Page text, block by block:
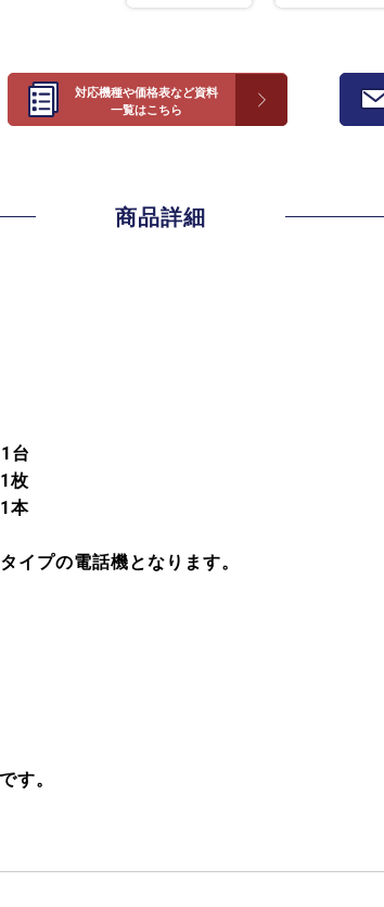
対応機種や価格表など資料
一覧はこちら
商品詳細
枚
本
イプの電話機となります。
す。